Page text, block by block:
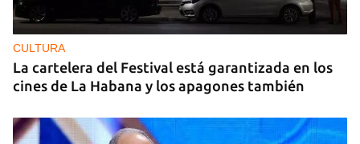
CULTURA
La cartelera del Festival está garantizada en los
cines de La Habana y los apagones también